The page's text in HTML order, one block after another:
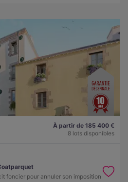
À partir de 185 400 €
8 lots disponibles
foncier pour annuler son imposition